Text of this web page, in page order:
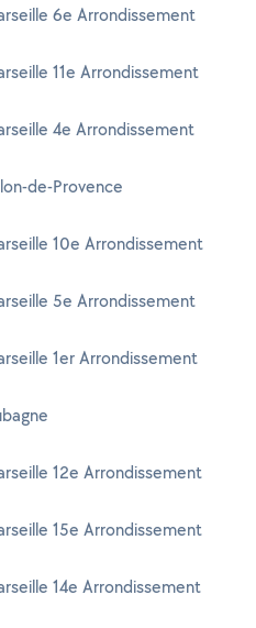
6e Arrondissement
11e Arrondissement
4e Arrondissement
de-Provence
10e Arrondissement
5e Arrondissement
1er Arrondissement
12e Arrondissement
15e Arrondissement
14e Arrondissement